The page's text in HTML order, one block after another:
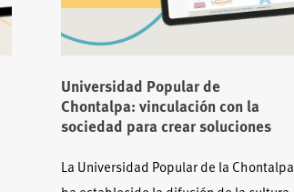
Universidad Popular de
Chontalpa: vinculación con la
sociedad para crear soluciones
La Universidad Popular de la Chontalpa